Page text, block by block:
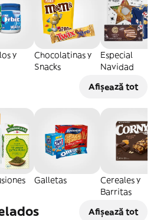
y
Chocolatinas y
Snacks
Especial
Navidad
Afișează tot
Galletas
Cereales y
Barritas
Afișează tot